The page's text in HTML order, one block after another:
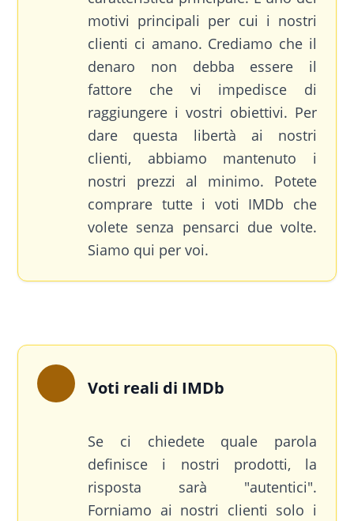
motivi principali per cui i nostri
clienti ci amano. Crediamo che il
denaro non debba essere il
fattore che vi impedisce di
raggiungere i vostri obiettivi. Per
dare questa libertà ai nostri
clienti, abbiamo mantenuto i
nostri prezzi al minimo. Potete
comprare tutte i voti IMDb che
volete senza pensarci due volte.
Siamo qui per voi.
Voti reali di IMDb
Se ci chiedete quale parola
definisce i nostri prodotti, la
risposta sarà "autentici".
Forniamo ai nostri clienti solo i